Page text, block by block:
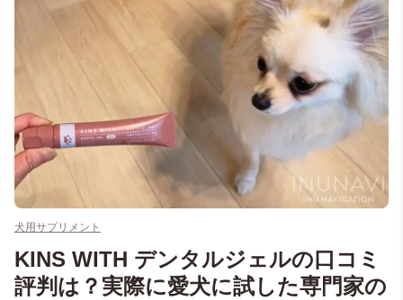
犬用サプリメント
KINS WITH デンタルジェルの口コミ
評判は？実際に愛犬に試した専門家の